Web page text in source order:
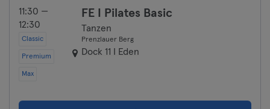
11:30 —
12:30
Classic
Premium
Max
FE I Pilates Basic
Tanzen
Prenzlauer Berg
Dock 11 I Eden
Hanau
Hanovre